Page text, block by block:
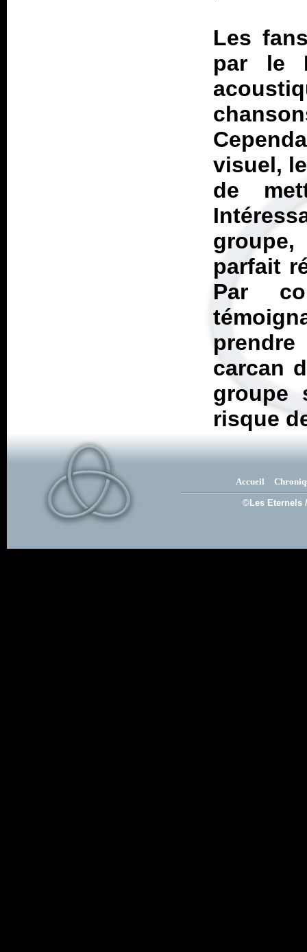
Les
par le
visuel,
de
groupe,
parfait
Par
carcan
groupe
risque
Accueil
©Les Eternels